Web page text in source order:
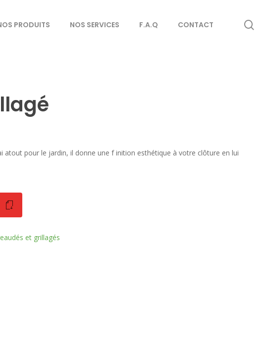
PRODUITS NOS SERVICES F.A.Q CONTACT
atout pour le jardin, il donne une f inition esthétique à votre clôture en lui
et grillagés